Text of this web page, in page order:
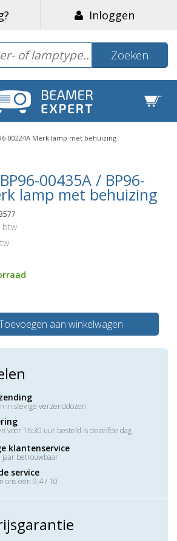
Inloggen
Zoeken
00224A Merk lamp met behuizing
00435A / BP96-
lamp met behuizing
btw
aan winkelwagen
in stevige verzenddozen
voor 16:30 uur besteld is dezelfde dag
klantenservice
jaar betrouwbaar
service
ons een 9,4 / 10